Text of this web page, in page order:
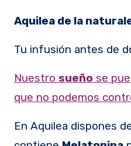
Aquilea de la
Tu infusión antes de
Nuestro sueño se
que no podemos
En Aquilea dispones